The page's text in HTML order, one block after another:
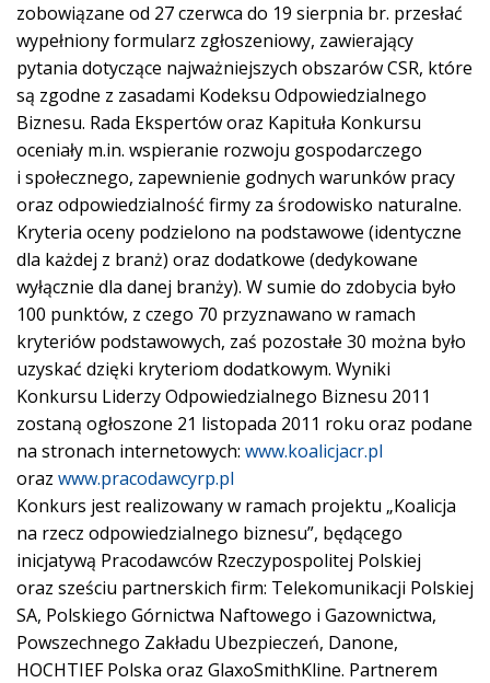
zobowiązane od 27 czerwca do 19 sierpnia br. przesłać
wypełniony formularz zgłoszeniowy, zawierający
pytania dotyczące najważniejszych obszarów CSR, które
są zgodne z zasadami Kodeksu Odpowiedzialnego
Biznesu. Rada Ekspertów oraz Kapituła Konkursu
oceniały m.in. wspieranie rozwoju gospodarczego
i społecznego, zapewnienie godnych warunków pracy
oraz odpowiedzialność firmy za środowisko naturalne.
Kryteria oceny podzielono na podstawowe (identyczne
dla każdej z branż) oraz dodatkowe (dedykowane
wyłącznie dla danej branży). W sumie do zdobycia było
100 punktów, z czego 70 przyznawano w ramach
kryteriów podstawowych, zaś pozostałe 30 można było
uzyskać dzięki kryteriom dodatkowym. Wyniki
Konkursu Liderzy Odpowiedzialnego Biznesu 2011
zostaną ogłoszone 21 listopada 2011 roku oraz podane
na stronach internetowych: www.koalicjacr.pl
oraz www.pracodawcyrp.pl
Konkurs jest realizowany w ramach projektu „Koalicja
na rzecz odpowiedzialnego biznesu”, będącego
inicjatywą Pracodawców Rzeczypospolitej Polskiej
oraz sześciu partnerskich firm: Telekomunikacji Polskiej
SA, Polskiego Górnictwa Naftowego i Gazownictwa,
Powszechnego Zakładu Ubezpieczeń, Danone,
HOCHTIEF Polska oraz GlaxoSmithKline. Partnerem